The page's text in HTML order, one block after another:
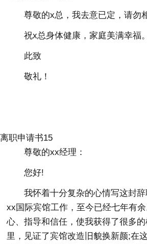
尊敬的x总，我去意已定，请勿
祝x总身体健康，家庭美满幸福。
此致
敬礼！
离职申请书15
尊敬的xx经理：
您好!
我怀着十分复杂的心情写这封
xx国际宾馆工作，至今已经七年有
心、指导和信任，使我获得了很多
里，见证了宾馆改造旧貌换新颜;在